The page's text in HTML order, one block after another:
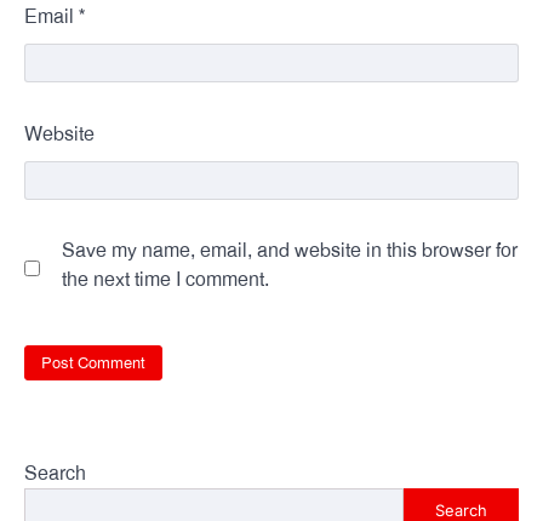
Email *
Website
Save my name, email, and website in this browser for
the next time I comment.
Search
Search